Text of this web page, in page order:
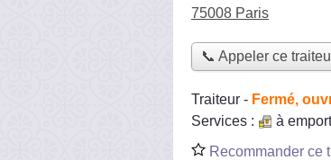
75008 Paris
📞 Appeler ce
Traiteur - Fermé,
Services :
à
Recommander ce